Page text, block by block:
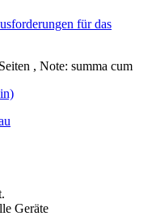
, Note: summa cum
Geräte